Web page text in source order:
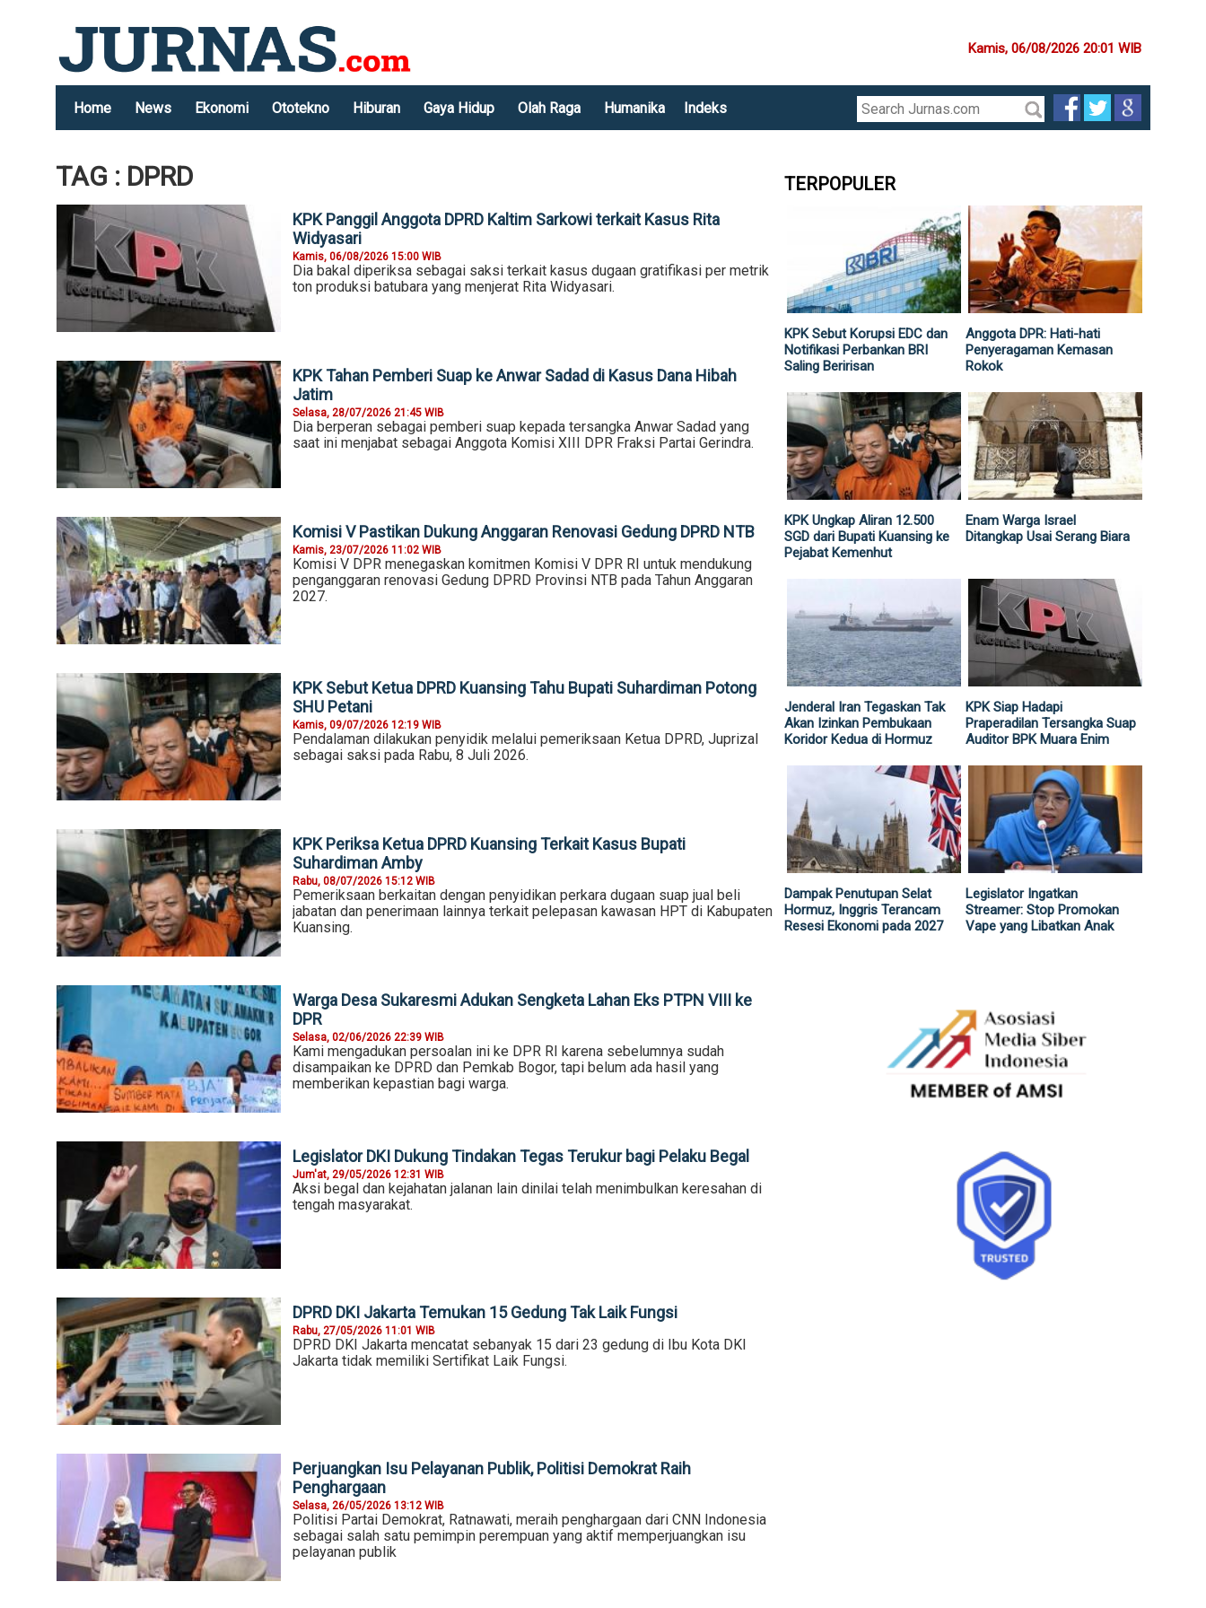
Kamis, 06/08/2026 20:01 WIB
Home News Ekonomi Ototekno Hiburan Gaya Hidup Olah Raga Humanika Indeks
TAG : DPRD
KPK Panggil Anggota DPRD Kaltim Sarkowi terkait Kasus Rita
Widyasari
Kamis, 06/08/2026 15:00 WIB
Dia bakal diperiksa sebagai saksi terkait kasus dugaan gratifikasi per metrik
ton produksi batubara yang menjerat Rita Widyasari.
KPK Tahan Pemberi Suap ke Anwar Sadad di Kasus Dana Hibah
Jatim
Selasa, 28/07/2026 21:45 WIB
Dia berperan sebagai pemberi suap kepada tersangka Anwar Sadad yang
saat ini menjabat sebagai Anggota Komisi XIII DPR Fraksi Partai Gerindra.
Komisi V Pastikan Dukung Anggaran Renovasi Gedung DPRD NTB
Kamis, 23/07/2026 11:02 WIB
Komisi V DPR menegaskan komitmen Komisi V DPR RI untuk mendukung
penganggaran renovasi Gedung DPRD Provinsi NTB pada Tahun Anggaran
2027.
KPK Sebut Ketua DPRD Kuansing Tahu Bupati Suhardiman Potong
SHU Petani
Kamis, 09/07/2026 12:19 WIB
Pendalaman dilakukan penyidik melalui pemeriksaan Ketua DPRD, Juprizal
sebagai saksi pada Rabu, 8 Juli 2026.
KPK Periksa Ketua DPRD Kuansing Terkait Kasus Bupati
Suhardiman Amby
Rabu, 08/07/2026 15:12 WIB
Pemeriksaan berkaitan dengan penyidikan perkara dugaan suap jual beli
jabatan dan penerimaan lainnya terkait pelepasan kawasan HPT di Kabupaten
Kuansing.
Warga Desa Sukaresmi Adukan Sengketa Lahan Eks PTPN VIII ke
DPR
Selasa, 02/06/2026 22:39 WIB
Kami mengadukan persoalan ini ke DPR RI karena sebelumnya sudah
disampaikan ke DPRD dan Pemkab Bogor, tapi belum ada hasil yang
memberikan kepastian bagi warga.
Legislator DKI Dukung Tindakan Tegas Terukur bagi Pelaku Begal
Jum'at, 29/05/2026 12:31 WIB
Aksi begal dan kejahatan jalanan lain dinilai telah menimbulkan keresahan di
tengah masyarakat.
DPRD DKI Jakarta Temukan 15 Gedung Tak Laik Fungsi
Rabu, 27/05/2026 11:01 WIB
DPRD DKI Jakarta mencatat sebanyak 15 dari 23 gedung di Ibu Kota DKI
Jakarta tidak memiliki Sertifikat Laik Fungsi.
Perjuangkan Isu Pelayanan Publik, Politisi Demokrat Raih
Penghargaan
Selasa, 26/05/2026 13:12 WIB
Politisi Partai Demokrat, Ratnawati, meraih penghargaan dari CNN Indonesia
sebagai salah satu pemimpin perempuan yang aktif memperjuangkan isu
pelayanan publik
TERPOPULER
KPK Sebut Korupsi EDC dan
Notifikasi Perbankan BRI
Saling Beririsan
Anggota DPR: Hati-hati
Penyeragaman Kemasan
Rokok
KPK Ungkap Aliran 12.500
SGD dari Bupati Kuansing ke
Pejabat Kemenhut
Enam Warga Israel
Ditangkap Usai Serang Biara
Jenderal Iran Tegaskan Tak
Akan Izinkan Pembukaan
Koridor Kedua di Hormuz
KPK Siap Hadapi
Praperadilan Tersangka Suap
Auditor BPK Muara Enim
Dampak Penutupan Selat
Hormuz, Inggris Terancam
Resesi Ekonomi pada 2027
Legislator Ingatkan
Streamer: Stop Promokan
Vape yang Libatkan Anak